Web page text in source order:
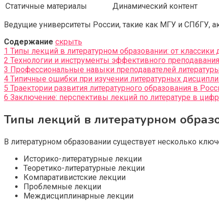
Статичные материалы
Динамический контент
Ведущие университеты России, такие как МГУ и СПбГУ,
Содержание скрыть
1 Типы лекций в литературном образовании: от
2 Технологии и инструменты эффективного
3 Профессиональные навыки преподавателей
4 Типичные ошибки при изучении литературных
5 Траектории развития литературного образования в
6 Заключение: перспективы лекций по литературе в
Типы лекций в литературном
В литературном образовании существует несколько
Историко-литературные лекции
Теоретико-литературные лекции
Компаративистские лекции
Проблемные лекции
Междисциплинарные лекции